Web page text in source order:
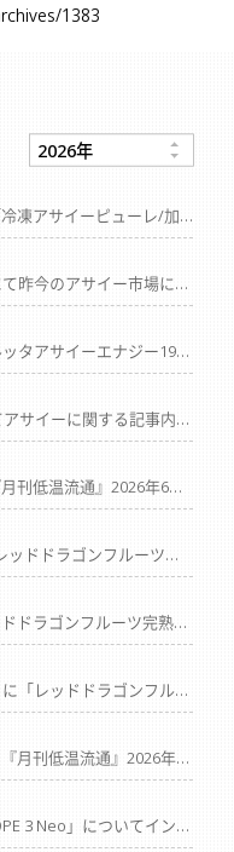
1383
【テレビ】NHK 『あさイチ』にて「冷凍アサイーピューレ/加糖」「レッドドラゴンフルーツ完熟カットピタヤ」が紹介されました
【WEB】『日刊ゲンダイDEGITAL』にて昨今のアサイー市場についての記事が掲載されました
【雑誌掲載】『VOCE』7月号に「フルッタアサイーエナジー195g」が掲載されました
【WEB】『レタスクラブ』WEB版にてアサイーに関する記事内容へご協力しました。
【雑誌】オンリーワンジャーナル社『月刊低温流通』2026年6月号にて「レッドドラゴンフルーツ完熟カットピタヤ」が紹介されました
【雑誌】『Beverage Japan』にて「レッドドラゴンフルーツ完熟カットピタヤ」、「おうちでアサイーボウル®M』、『おうちでアサイーボウル®ヨーグルトにかけるだけ』『ピタヤスムージー』が紹介されました
【新聞】『冷凍食品新聞』にて「レッドドラゴンフルーツ完熟カットピタヤ」「おうちでアサイーボウル®M」「おうちでアサイーボウル®ヨーグルトにかけるだけ」が紹介されました
【雑誌】地方情報誌『新潟Komachi』に「レッドドラゴンフルーツ完熟カットピタヤ」が紹介されました
【雑誌】オンリーワンジャーナル社 『月刊低温流通』2026年4月号にておうちでアサイーボウルM、レッドドラゴンフルーツ完熟カットピタヤが掲載されました
【WEB】『ブラジル日報』にて「SCOPE 3 Neo」についてインタビューされた代表の記事が公開されました